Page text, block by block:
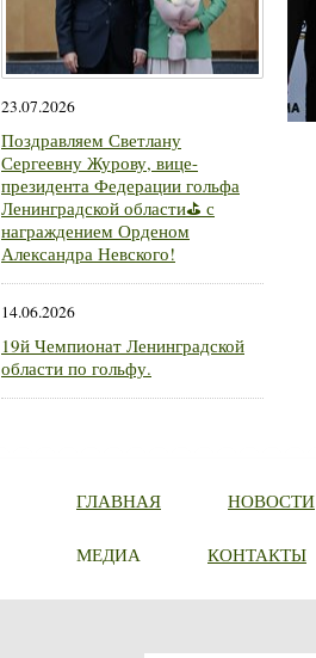
23.07.2026
Поздравляем Светлану
Сергеевну Журову, вице-
президента Федерации гольфа
Ленинградской области⛳ с
награждением Орденом
Александра Невского!
14.06.2026
19й Чемпионат Ленинградской
области по гольфу.
ГЛАВНАЯ НОВОСТИ
МЕДИА КОНТАКТЫ